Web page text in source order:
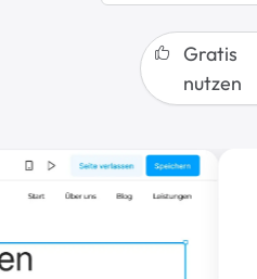
Gratis
nutzen